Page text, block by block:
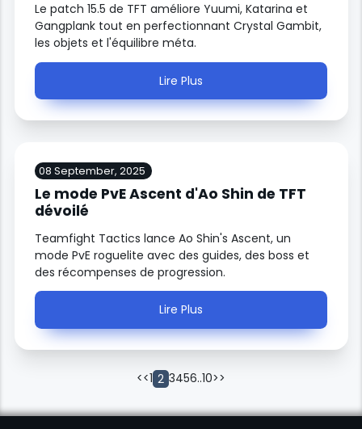
Le patch 15.5 de TFT améliore Yuumi, Katarina et
Gangplank tout en perfectionnant Crystal Gambit,
les objets et l'équilibre méta.
Lire Plus
08 September, 2025
Le mode PvE Ascent d'Ao Shin de TFT
dévoilé
Teamfight Tactics lance Ao Shin's Ascent, un
mode PvE roguelite avec des guides, des boss et
des récompenses de progression.
Lire Plus
<<1 2 3456..10>>